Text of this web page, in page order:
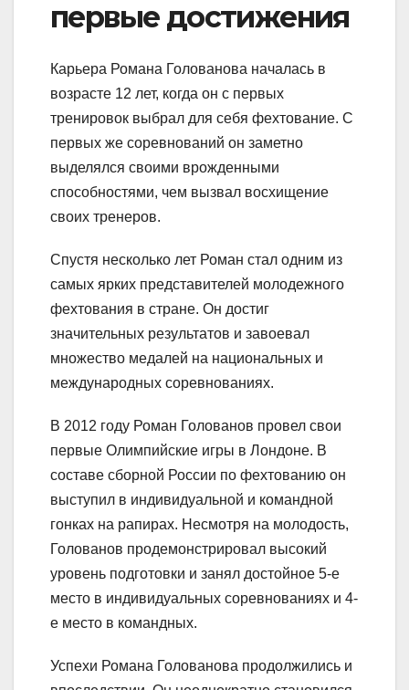
первые достижения
Карьера Романа Голованова началась в
возрасте 12 лет, когда он с первых
тренировок выбрал для себя фехтование. С
первых же соревнований он заметно
выделялся своими врожденными
способностями, чем вызвал восхищение
своих тренеров.
Спустя несколько лет Роман стал одним из
самых ярких представителей молодежного
фехтования в стране. Он достиг
значительных результатов и завоевал
множество медалей на национальных и
международных соревнованиях.
В 2012 году Роман Голованов провел свои
первые Олимпийские игры в Лондоне. В
составе сборной России по фехтованию он
выступил в индивидуальной и командной
гонках на рапирах. Несмотря на молодость,
Голованов продемонстрировал высокий
уровень подготовки и занял достойное 5-е
место в индивидуальных соревнованиях и 4-
е место в командных.
Успехи Романа Голованова продолжились и